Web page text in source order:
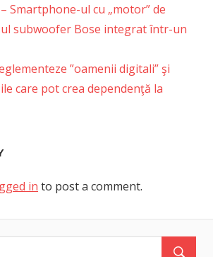
Smartphone-ul cu „motor” de
subwoofer Bose integrat într-un
”oamenii digitali” şi
care pot crea dependenţă la
in to post a comment.